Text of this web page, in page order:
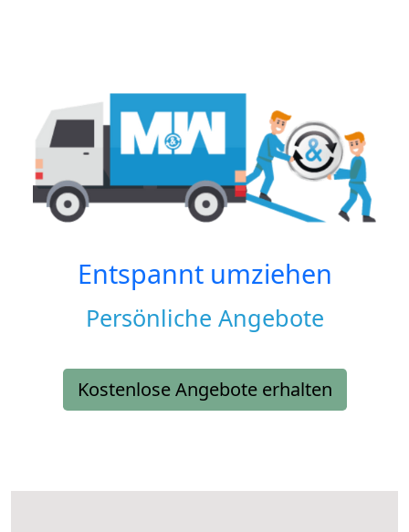
Entspannt umziehen
Persönliche Angebote
Kostenlose Angebote erhalten